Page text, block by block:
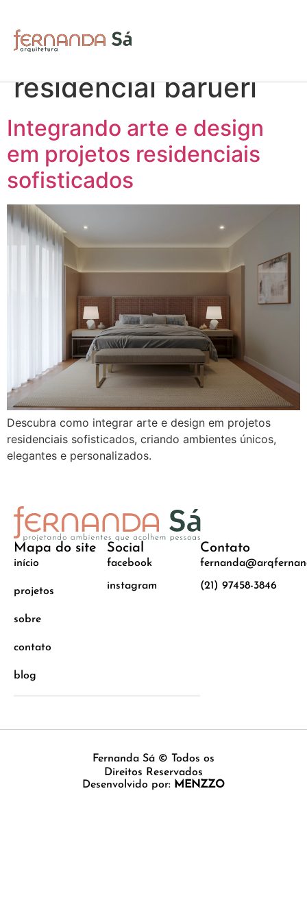
Tag:
arquitetura
residencial barueri
Integrando arte e design
em projetos residenciais
sofisticados
Descubra como integrar arte e design em projetos
residenciais sofisticados, criando ambientes únicos,
elegantes e personalizados.
Mapa do site
início
projetos
sobre
contato
blog
Social
facebook
instagram
Contato
(21) 97458-3846
Fernanda Sá © Todos os
Direitos Reservados
Desenvolvido por: MENZZO